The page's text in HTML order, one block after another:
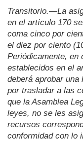
Transitorio.—La
en el artículo 170
coma cinco por
el diez por ciento
Periódicamente, en
establecidos en el
deberá aprobar
por trasladar a las
que la Asamblea
leyes, no se les
recursos
conformidad con lo